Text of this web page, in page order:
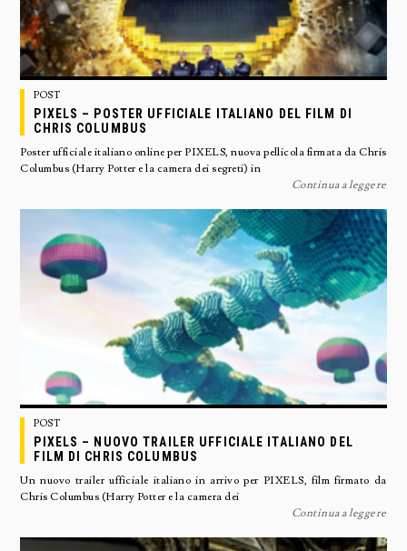
POST
PIXELS – POSTER UFFICIALE ITALIANO DEL FILM DI
CHRIS COLUMBUS
Poster ufficiale italiano online per PIXELS, nuova pellicola firmata da Chris
Columbus (Harry Potter e la camera dei segreti) in
Continua a leggere
POST
PIXELS – NUOVO TRAILER UFFICIALE ITALIANO DEL
FILM DI CHRIS COLUMBUS
Un nuovo trailer ufficiale italiano in arrivo per PIXELS, film firmato da
Chris Columbus (Harry Potter e la camera dei
Continua a leggere